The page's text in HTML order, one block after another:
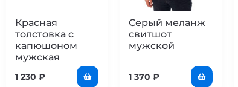
Красная
толстовка с
капюшоном
мужская
1 230 ₽
Серый меланж
свитшот
мужской
1 370₽